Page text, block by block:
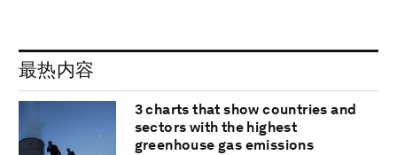
最热内容
3 charts that show countries and
sectors with the highest
greenhouse gas emissions